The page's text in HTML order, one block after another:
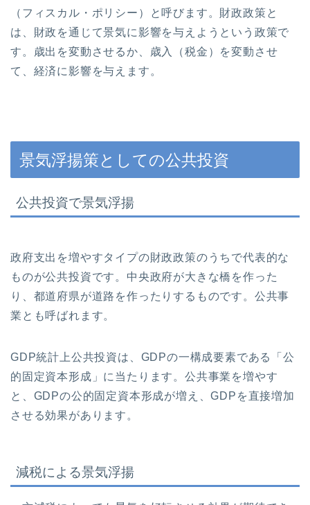
（フィスカル・ポリシー）と呼びます。財政政策と
は、財政を通じて景気に影響を与えようという政策で
す。歳出を変動させるか、歳入（税金）を変動させ
て、経済に影響を与えます。
景気浮揚策としての公共投資
公共投資で景気浮揚
政府支出を増やすタイプの財政政策のうちで代表的な
ものが公共投資です。中央政府が大きな橋を作った
り、都道府県が道路を作ったりするものです。公共事
業とも呼ばれます。
GDP統計上公共投資は、GDPの一構成要素である「公
的固定資本形成」に当たります。公共事業を増やす
と、GDPの公的固定資本形成が増え、GDPを直接増加
させる効果があります。
減税による景気浮揚